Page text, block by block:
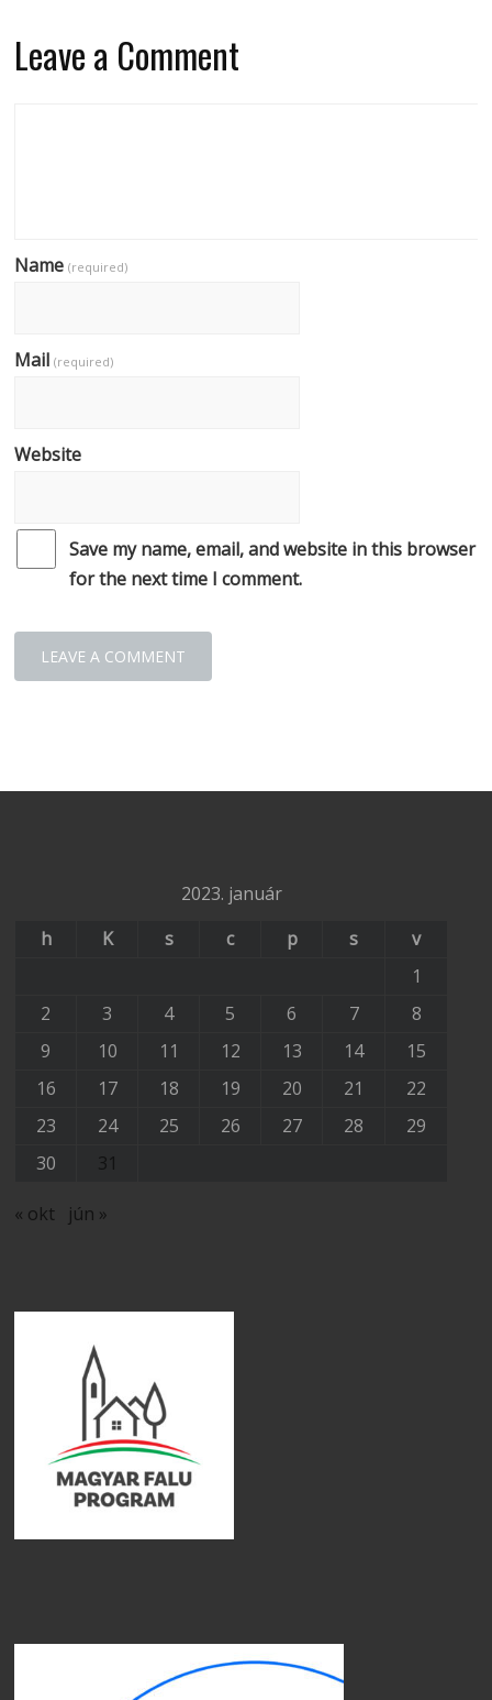
Leave a Comment
Name(required)
Mail(required)
Website
Save my name, email, and website in this browser
for the next time I comment.
2023. január
h
K s c p s
v
1
2
3 4 5 6 7
8
9
10 11 12 13 14
15
16
17 18 19 20 21
22
23
24 25 26 27 28
29
30
31
« okt jún »